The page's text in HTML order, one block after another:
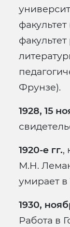
Фрунзе).
1928, 15
1920-е гг.,
М.Н.
умирает в
1930,
Работа в